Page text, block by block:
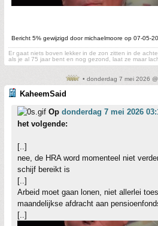
Bericht 5% gewijzigd door michaelmoore op 07-05-
Er gaat niets boven lekker in de zon zitten in de
als je al 75 jaar bent en nog gezond, laat ze maar
• donderdag 7 mei 2026
KaheemSaid
Op donderdag 7 mei 2026
het volgende:
[..]
nee, de HRA word momenteel niet
schijf bereikt is
[..]
Arbeid moet gaan lonen, niet allerlei
maandelijkse afdracht aan
[..]